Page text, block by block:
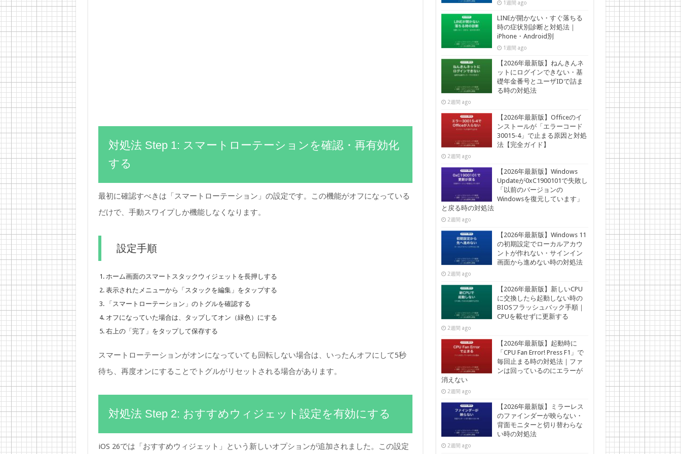
対処法 Step 1: スマートローテーションを確認・再有効化
する
最初に確認すべきは「スマートローテーション」の設定です。この機能がオフになっている
だけで、手動スワイプしか機能しなくなります。
設定手順
ホーム画面のスマートスタックウィジェットを長押しする
表示されたメニューから「スタックを編集」をタップする
「スマートローテーション」のトグルを確認する
オフになっていた場合は、タップしてオン（緑色）にする
右上の「完了」をタップして保存する
スマートローテーションがオンになっていても回転しない場合は、いったんオフにして5秒
待ち、再度オンにすることでトグルがリセットされる場合があります。
対処法 Step 2: おすすめウィジェット設定を有効にする
iOS 26では「おすすめウィジェット」という新しいオプションが追加されました。この設定
1週間 ago
LINEが開かない・すぐ落ちる
時の症状別診断と対処法｜
iPhone・Android別
1週間 ago
【2026年最新版】ねんきんネ
ットにログインできない・基
礎年金番号とユーザIDで詰ま
る時の対処法
2週間 ago
【2026年最新版】Officeのイ
ンストールが「エラーコード
30015-4」で止まる原因と対処
法【完全ガイド】
2週間 ago
【2026年最新版】Windows
Updateが0xC1900101で失敗し
「以前のバージョンの
Windowsを復元しています」
と戻る時の対処法
2週間 ago
【2026年最新版】Windows 11
の初期設定でローカルアカウ
ントが作れない・サインイン
画面から進めない時の対処法
2週間 ago
【2026年最新版】新しいCPU
に交換したら起動しない時の
BIOSフラッシュバック手順｜
CPUを載せずに更新する
2週間 ago
【2026年最新版】起動時に
「CPU Fan Error! Press F1」で
毎回止まる時の対処法｜ファ
ンは回っているのにエラーが
消えない
2週間 ago
【2026年最新版】ミラーレス
のファインダーが映らない・
背面モニターと切り替わらな
い時の対処法
2週間 ago